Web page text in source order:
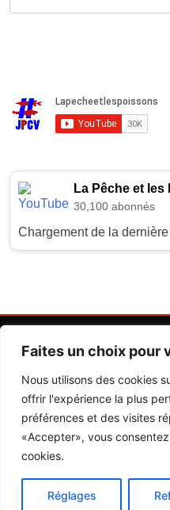
Faites un choix pour
Nous utilisons des cookies
offrir l'expérience la plus
préférences et des visites
«Accepter», vous
cookies.
Réglages
La Pêche et
30,100 abonnés
Chargement de la
Contactez Nos